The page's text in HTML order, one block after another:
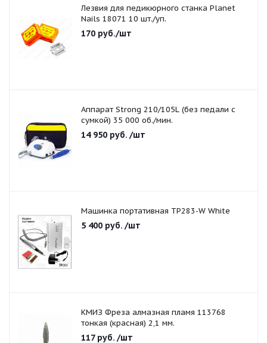
Лезвия для педикюрного станка Planet
Nails 18071 10 шт./уп.
170 руб./шт
Аппарат Strong 210/105L (без педали с
сумкой) 35 000 об./мин.
14 950 руб. /шт
Машинка портативная TP283-W White
5 400 руб. /шт
КМИЗ Фреза алмазная пламя 113768
тонкая (красная) 2,1 мм.
117руб. /шт